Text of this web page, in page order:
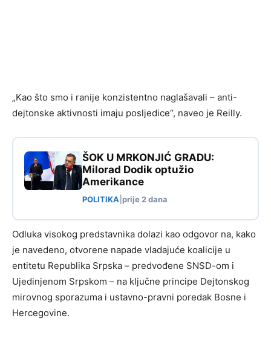
„Kao što smo i ranije konzistentno naglašavali – anti-
dejtonske aktivnosti imaju posljedice“, naveo je Reilly.
ŠOK U MRKONJIĆ GRADU:
Milorad Dodik optužio
Amerikance
POLITIKA prije 2 dana
Odluka visokog predstavnika dolazi kao odgovor na, kako
je navedeno, otvorene napade vladajuće koalicije u
entitetu Republika Srpska – predvođene SNSD-om i
Ujedinjenom Srpskom – na ključne principe Dejtonskog
mirovnog sporazuma i ustavno-pravni poredak Bosne i
Hercegovine.